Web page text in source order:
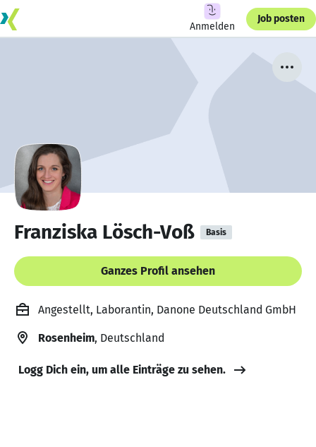
Anmelden
Job posten
Franziska Lösch-Voß Basis
Ganzes Profil ansehen
Angestellt, Laborantin, Danone Deutschland GmbH
Rosenheim, Deutschland
Logg Dich ein, um alle Einträge zu sehen.